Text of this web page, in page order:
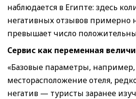
наблюдается в Египте: здесь
негативных отзывов примерно
превышает число
Сервис как переменная
«Базовые параметры, например,
месторасположение отеля,
негатив — туристы заранее